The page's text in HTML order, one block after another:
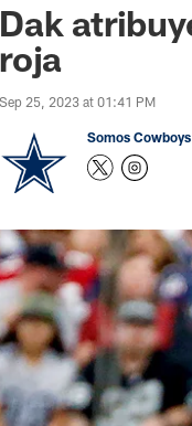
Dak
roja
Sep 25, 2023 at 01:41 PM
Somos Cowboys